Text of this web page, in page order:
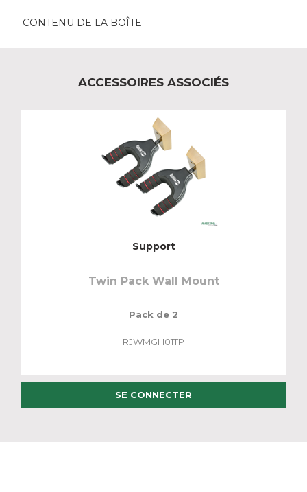
CONTENU DE LA BOÎTE
ACCESSOIRES ASSOCIÉS
Support
Twin Pack Wall Mount
Pack de 2
RJWMGH01TP
SE CONNECTER